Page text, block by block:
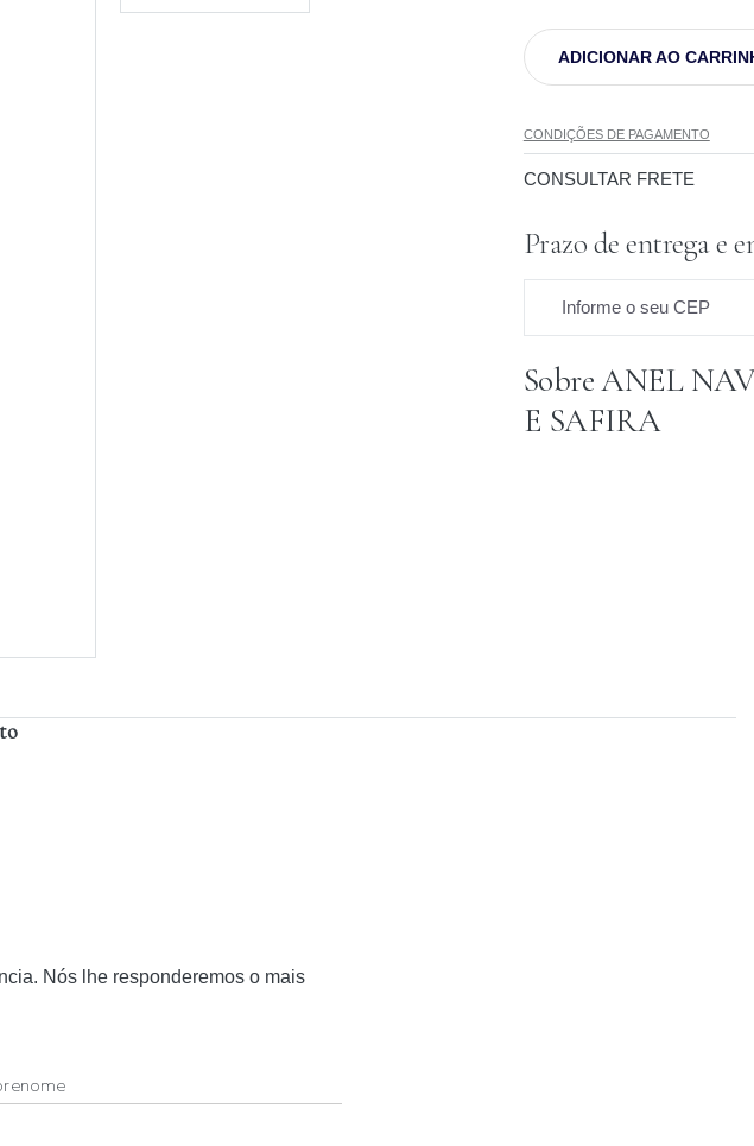
ADICIONAR AO
CONDIÇÕES DE PAGAMENTO
CONSULTAR FRETE
Prazo de entrega e
Informe o seu CEP
Prazo para o CEP
Sobre ANEL
E SAFIRA
Nós lhe responderemos o mais